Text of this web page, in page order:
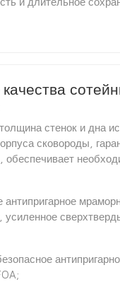
стенок и дна
сковороды,
обеспечивает
антипригарное
усиленное